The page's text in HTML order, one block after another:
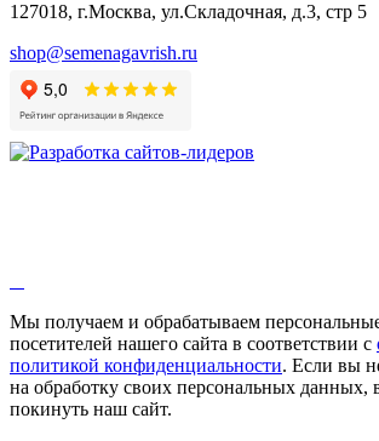
Валериана
Валерианелла
Гибискус лекарственный
Девясил
Душица
Змееголовник
Мыльнянка
Мята
Овсяный корень
Огуречная трава
Пустырник
127018, г.Москва, ул.Складочная, д.3, стр 5
shop@semenagavrish.ru
Мы получаем и обрабатываем
посетителей нашего сайта в соответствии с
политикой конфиденциальности. Если вы
на обработку своих персональных данных,
покинуть наш сайт.